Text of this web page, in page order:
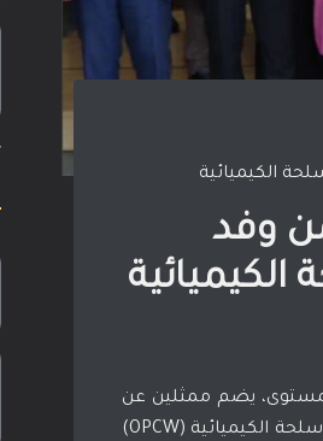
الكيميائية
وفد
يضم ممثلين عن
عدد من الوزارات والهيئات الوطنية، في دورة تدريبية متخصصة تستضيفها منظمة حظر الأسلحة الكيميائية (OPCW)